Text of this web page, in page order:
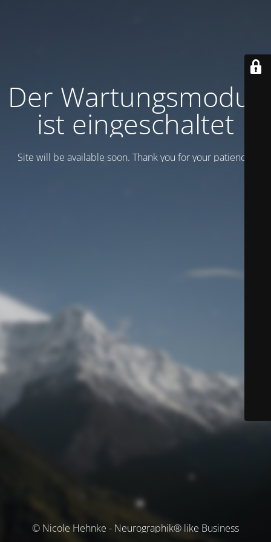
Der Wartungsmodus
ist eingeschaltet
Site will be available soon. Thank you for your patience!
© Nicole Hehnke - Neurographik® like Business